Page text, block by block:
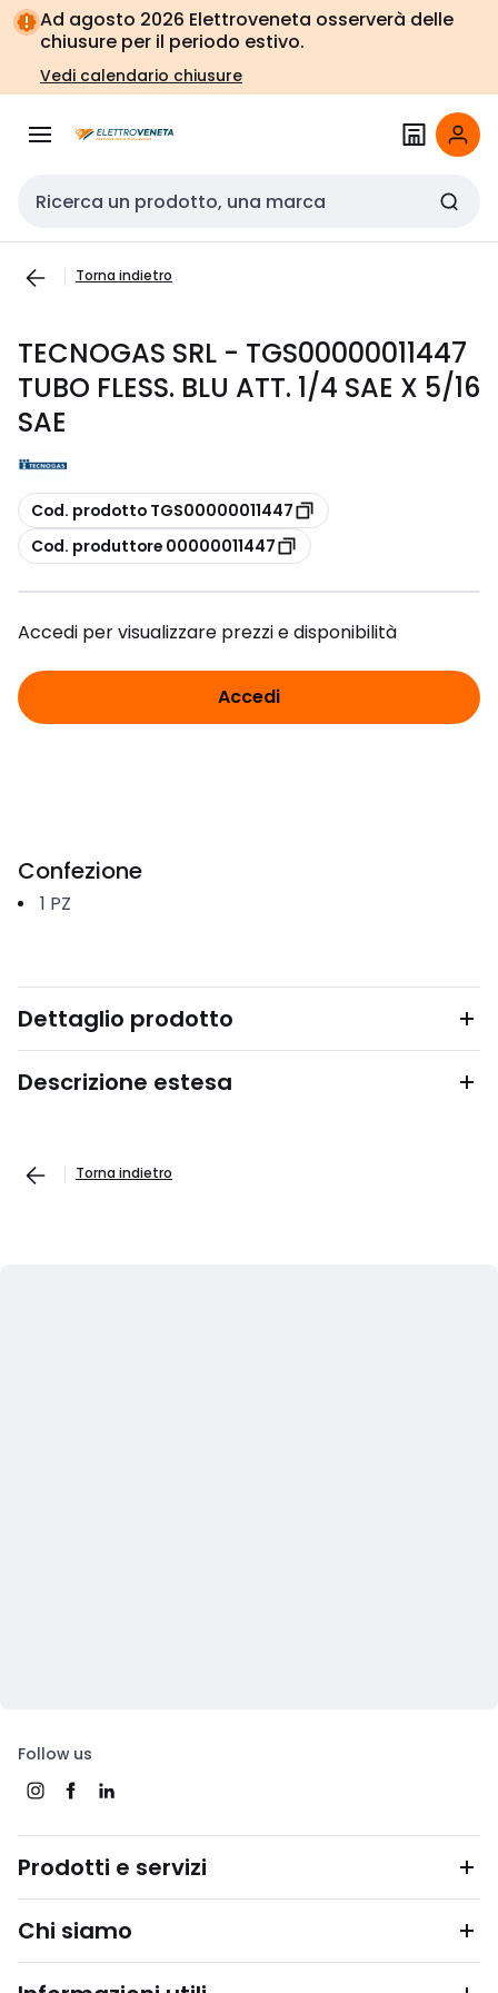
Vai alla
navigazione
Vai
alla
pagina
Ad agosto 2026 Elettroveneta osserverà delle
chiusure per il periodo estivo.
Vedi calendario chiusure
Cerca input
Torna indietro
TECNOGAS SRL - TGS00000011447
TUBO FLESS. BLU ATT. 1/4 SAE X 5/16
SAE
copia
Cod. prodotto TGS00000011447
copia
Cod. produttore 00000011447
Accedi per visualizzare prezzi e disponibilità
Accedi
Confezione
1 PZ
Dettaglio prodotto
Descrizione estesa
Torna indietro
Follow us
Prodotti e servizi
Chi siamo